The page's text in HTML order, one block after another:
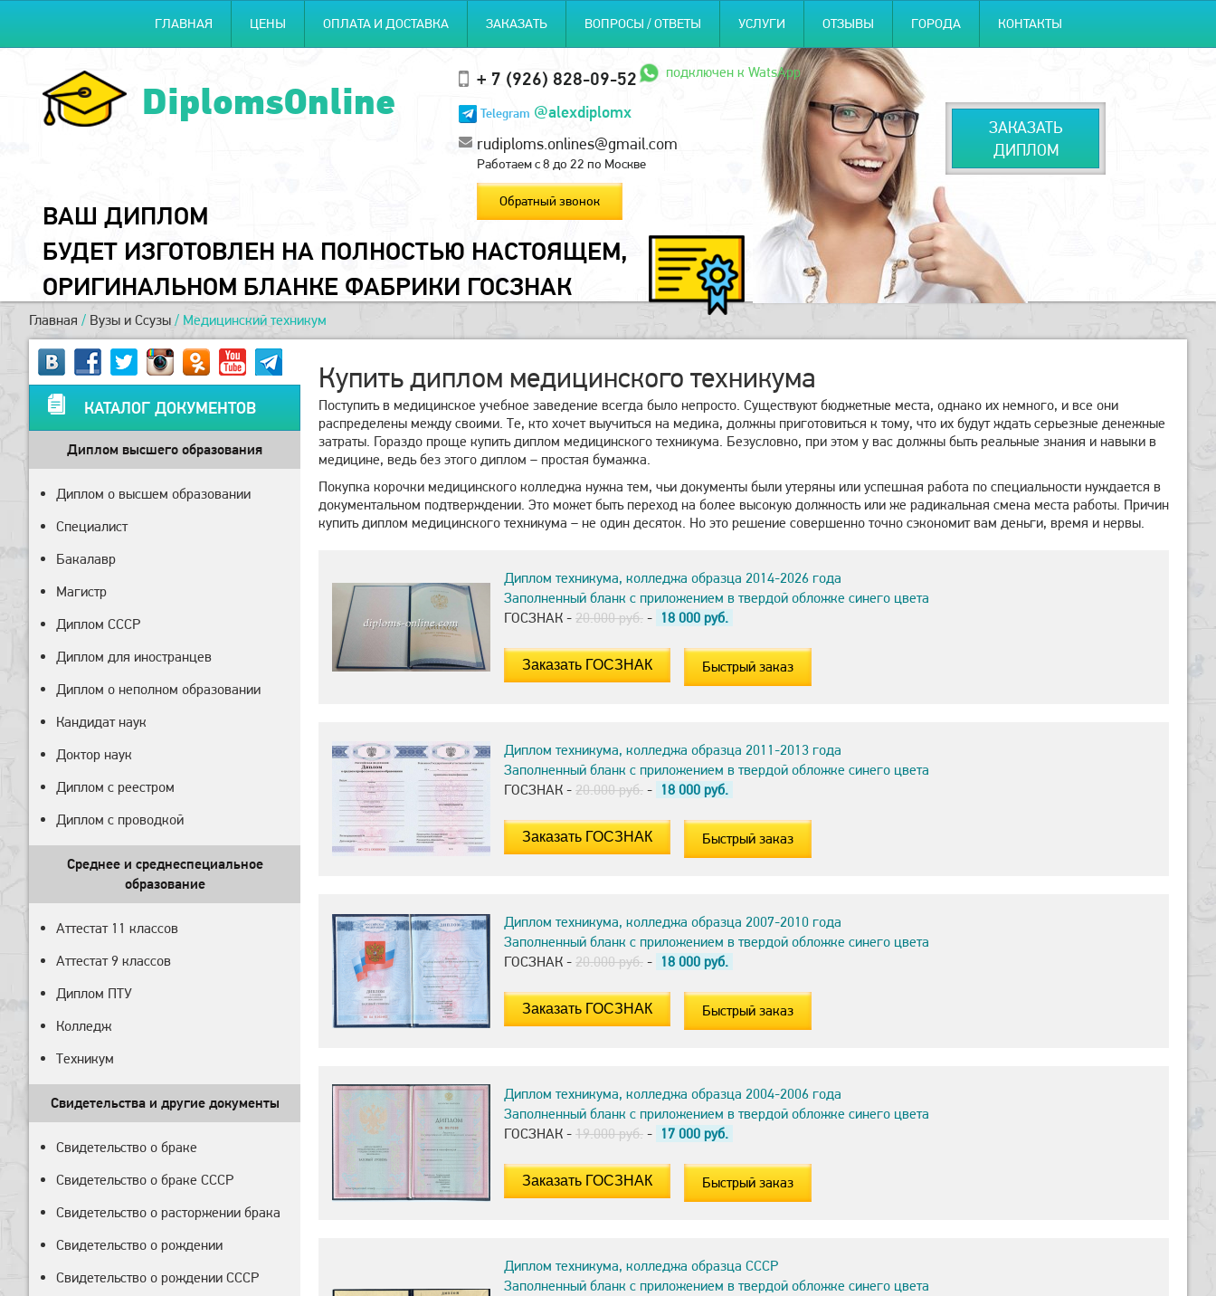
ГЛАВНАЯ ЦЕНЫ ОПЛАТА И ДОСТАВКА ЗАКАЗАТЬ ВОПРОСЫ / ОТВЕТЫ УСЛУГИ ОТЗЫВЫ ГОРОДА КОНТАКТЫ
DiplomsOnline + 7 (926) 828-09-52 подключен к WatsApp
Telegram @alexdiplomx
rudiploms.onlines@gmail.com
Работаем с 8 до 22 по Москве
Обратный звонок
ЗАКАЗАТЬ
ДИПЛОМ
ВАШ ДИПЛОМ
БУДЕТ ИЗГОТОВЛЕН НА ПОЛНОСТЬЮ НАСТОЯЩЕМ,
ОРИГИНАЛЬНОМ БЛАНКЕ ФАБРИКИ ГОСЗНАК
Главная / Вузы и Ссузы / Медицинский техникум
Купить диплом медицинского техникума
Поступить в медицинское учебное заведение всегда было непросто. Существуют бюджетные места, однако их немного, и все они
распределены между своими. Те, кто хочет выучиться на медика, должны приготовиться к тому, что их будут ждать серьезные денежные
затраты. Гораздо проще купить диплом медицинского техникума. Безусловно, при этом у вас должны быть реальные знания и навыки в
медицине, ведь без этого диплом – простая бумажка.
Покупка корочки медицинского колледжа нужна тем, чьи документы были утеряны или успешная работа по специальности нуждается в
документальном подтверждении. Это может быть переход на более высокую должность или же радикальная смена места работы. Причин
купить диплом медицинского техникума – не один десяток. Но это решение совершенно точно сэкономит вам деньги, время и нервы.
Диплом техникума, колледжа образца 2014-2026 года
Заполненный бланк с приложением в твердой обложке синего цвета
ГОСЗНАК - 20.000 руб. - 18 000 руб.
Быстрый заказ
Диплом техникума, колледжа образца 2011-2013 года
Заполненный бланк с приложением в твердой обложке синего цвета
ГОСЗНАК - 20.000 руб. - 18 000 руб.
Быстрый заказ
Диплом техникума, колледжа образца 2007-2010 года
Заполненный бланк с приложением в твердой обложке синего цвета
ГОСЗНАК - 20.000 руб. - 18 000 руб.
Быстрый заказ
Диплом техникума, колледжа образца 2004-2006 года
Заполненный бланк с приложением в твердой обложке синего цвета
ГОСЗНАК - 19.000 руб. - 17 000 руб.
Быстрый заказ
Диплом техникума, колледжа образца СССР
Заполненный бланк с приложением в твердой обложке синего цвета
КАТАЛОГ ДОКУМЕНТОВ
Диплом высшего образования
Диплом о высшем образовании
Специалист
Бакалавр
Магистр
Диплом СССР
Диплом для иностранцев
Диплом о неполном образовании
Кандидат наук
Доктор наук
Диплом с реестром
Диплом с проводкой
Среднее и среднеспециальное
образование
Аттестат 11 классов
Аттестат 9 классов
Диплом ПТУ
Колледж
Техникум
Свидетельства и другие документы
Свидетельство о браке
Свидетельство о браке СССР
Свидетельство о расторжении брака
Свидетельство о рождении
Свидетельство о рождении СССР